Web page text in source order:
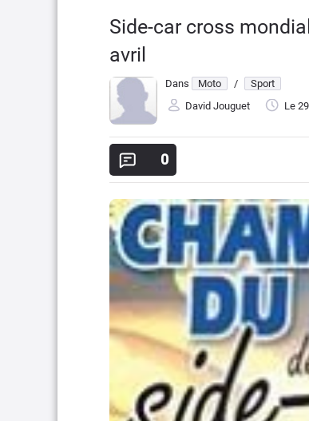
Side-car cross
avril
Dans Moto /
Sport
David Jouguet
Le
0